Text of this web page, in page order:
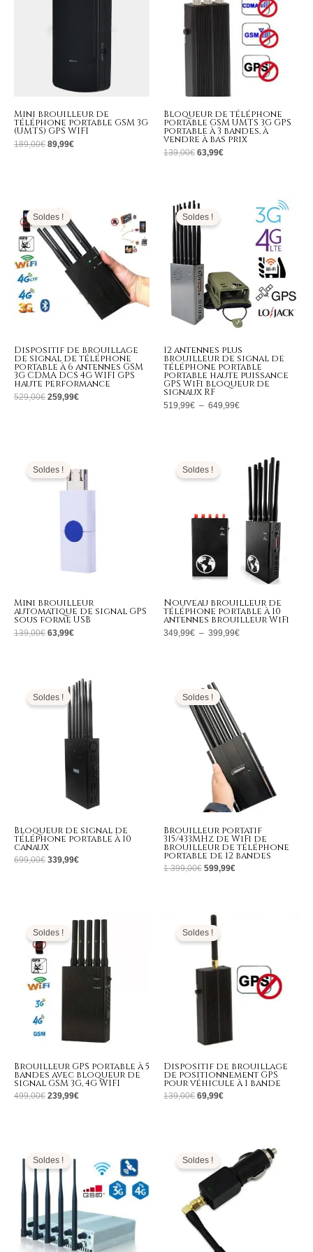
Mini brouilleur de
téléphone portable GSM 3G
(UMTS) GPS WIFI
189,00€ 89,99€
Bloqueur de téléphone
portable GSM UMTS 3G GPS
portable à 3 bandes, à
vendre à bas prix
139,00€ 63,99€
Soldes !
Dispositif de brouillage
de signal de téléphone
portable à 6 antennes GSM
3G CDMA DCS 4G WIFI GPS
haute performance
529,00€
prix
initial
était :
529,00€.
259,99€
259,99€.
Soldes !
12 antennes plus
brouilleur de signal de
téléphone portable
portable haute puissance
GPS WiFi bloqueur de
signaux RF
519,99€ – 649,99€
519,99€
649,99€
Soldes !
Mini brouilleur
automatique de signal GPS
sous forme USB
139,00€
initial
était :
139,00€.
63,99€
actuel
est :
63,99€.
Soldes !
Nouveau brouilleur de
téléphone portable à 10
antennes brouilleur WiFi
349,99€ – 399,99€
prix :
349,99€
399,99€
Soldes !
Bloqueur de signal de
téléphone portable à 10
canaux
699,00€
initial
était :
699,00€.
339,99€
Le
prix
actuel
est :
339,99€.
Soldes !
Brouilleur portatif
315/433MHz de WiFi de
brouilleur de téléphone
portable de 12 bandes
1.399,00€
prix
initial
était :
1.399,00€.
599,99€
Soldes !
Brouilleur GPS portable à 5
bandes avec bloqueur de
signal GSM 3G, 4G WIFI
499,00€
initial
était :
499,00€.
239,99€
prix
est :
239,99€.
Soldes !
Dispositif de brouillage
de positionnement GPS
pour véhicule à 1 bande
139,00€
initial
était :
139,00€.
69,99€
Soldes !
initial
était :
499,00€. 299,99€.
Soldes !
initial
était :
139,00€.
actuel
est :
69,99€.